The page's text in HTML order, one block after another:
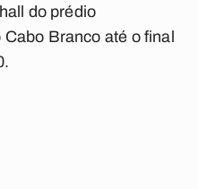
do prédio
Branco até o final